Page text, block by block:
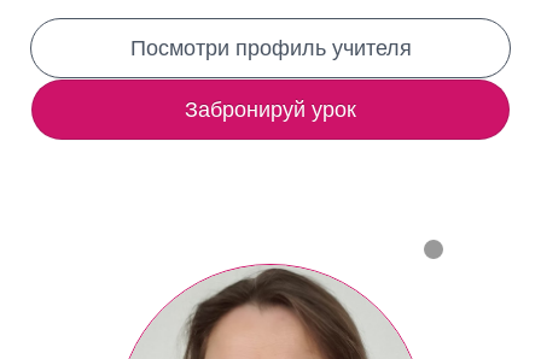
Посмотри профиль учителя
Забронируй урок